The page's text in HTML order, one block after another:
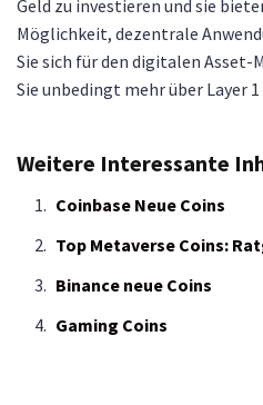
Geld zu investieren und sie
Möglichkeit, dezentrale
Sie sich für den digitalen
Sie unbedingt mehr über Layer
Weitere Interessante
Coinbase Neue Coins
Top Metaverse Coins:
Binance neue Coins
Gaming Coins